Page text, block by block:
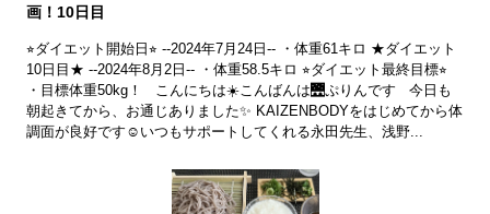
画！10日目
⭐︎ダイエット開始日⭐︎ --2024年7月24日-- ・体重61キロ ★ダイエット
10日目★ --2024年8月2日-- ・体重58.5キロ ⭐︎ダイエット最終目標⭐︎
・目標体重50kg！ こんにちは☀️こんばんは🌉ぷりんです 今日も
朝起きてから、お通じありました✨ KAIZENBODYをはじめてから体
調面が良好です☺️いつもサポートしてくれる永田先生、浅野...